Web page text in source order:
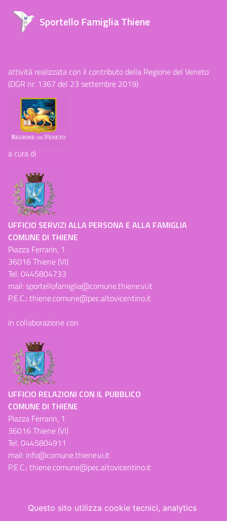
Sportello Famiglia Thiene
attività realizzata con il contributo della Regione del Veneto
(DGR nr. 1367 del 23 settembre 2019)
a cura di
UFFICIO SERVIZI ALLA PERSONA E ALLA FAMIGLIA
COMUNE DI THIENE
Piazza Ferrarin, 1
36016 Thiene (VI)
Tel.0445804733
mail:sportellofamiglia@comune.thiene.vi.it
P.E.C.:thiene.comune@pec.altovicentino.it
in collaborazione con
UFFICIO RELAZIONI CON IL PUBBLICO
COMUNE DI THIENE
Piazza Ferrarin, 1
36016 Thiene (VI)
Tel.0445804911
mail: info@comune.thiene.vi.it
P.E.C.:thiene.comune@pec.altovicentino.it
Questo sito utilizza cookie tecnici, analytics